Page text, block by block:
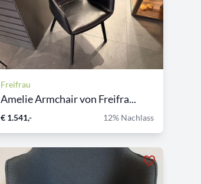
Freifrau
Amelie Armchair von Freifra...
€ 1.541,- 12% Nachlass